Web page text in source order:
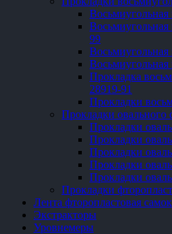
99
Прокладка
28919-91
Прокладки
Прокладки овального
Прокладки
Прокладки
Прокладки
Прокладки
Прокладки
Прокладки
Лента фторопластовая
Экстракторы
Уровнемеры